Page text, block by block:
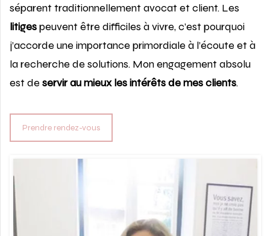
séparent traditionnellement avocat et client. Les
litigespeuvent être difficiles à vivre, c’est pourquoi
j’accorde une importance primordiale à l’écoute et à
la recherche de solutions. Mon engagement absolu
est de servir au mieux les intérêts de mes clients.
Prendre rendez-vous